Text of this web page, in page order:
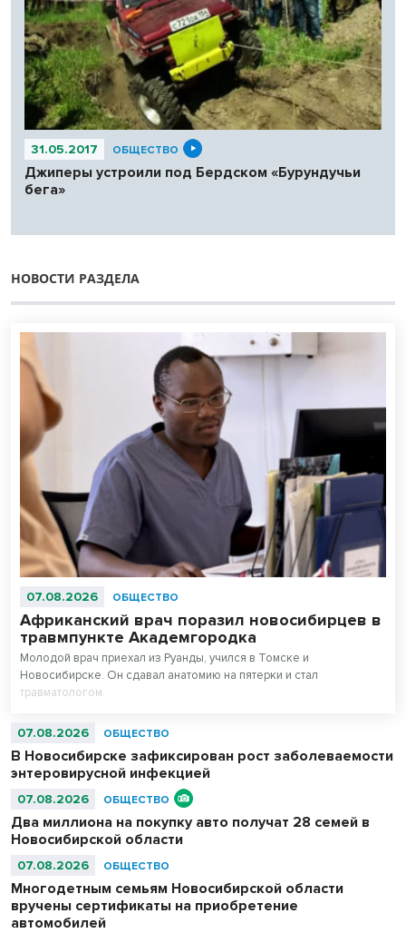
31.05.2017 ОБЩЕСТВО
Джиперы устроили под Бердском «Бурундучьи
бега»
НОВОСТИ РАЗДЕЛА
07.08.2026 ОБЩЕСТВО
Африканский врач поразил новосибирцев в
травмпункте Академгородка
Молодой врач приехал из Руанды, учился в Томске и
Новосибирске. Он сдавал анатомию на пятерки и стал
травматологом.
07.08.2026 ОБЩЕСТВО
В Новосибирске зафиксирован рост заболеваемости
энтеровирусной инфекцией
07.08.2026 ОБЩЕСТВО
Два миллиона на покупку авто получат 28 семей в
Новосибирской области
07.08.2026 ОБЩЕСТВО
Многодетным семьям Новосибирской области
вручены сертификаты на приобретение
автомобилей